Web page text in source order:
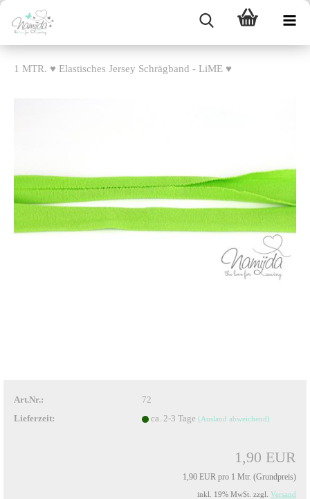
1 MTR. ♥ Elastisches Jersey Schrägband - LiME ♥
Art.Nr.:
72
Lieferzeit:
ca. 2-3 Tage (Ausland abweichend)
1,90 EUR
1,90 EUR pro 1 Mtr. (Grundpreis)
inkl. 19% MwSt. zzgl. Versand